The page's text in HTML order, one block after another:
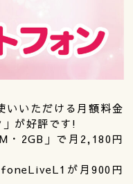
いいただける月額料金
が好評です!
・2GB」で月2,180円
が月900円